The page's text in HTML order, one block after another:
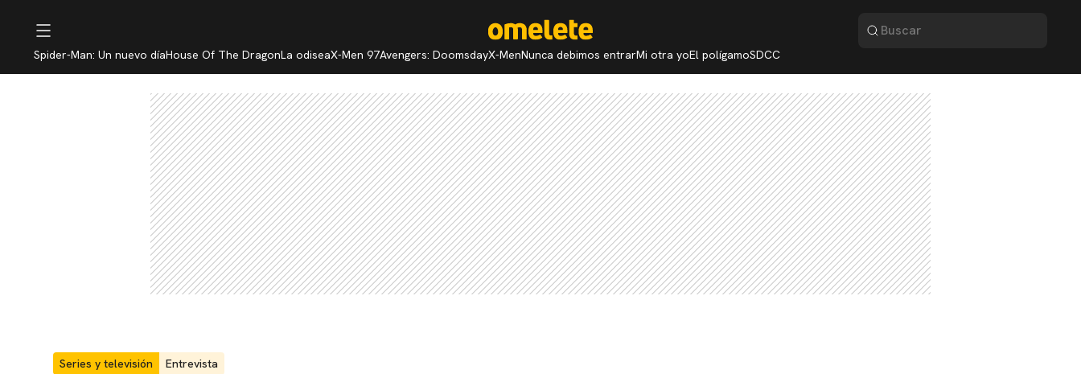
Spider-Man: Un nuevo díaHouse Of The DragonLa odiseaX-Men 97Avengers: DoomsdayX-MenNunca debimos entrarMi otra yoEl polígamoSDCC
Series y televisión Entrevista